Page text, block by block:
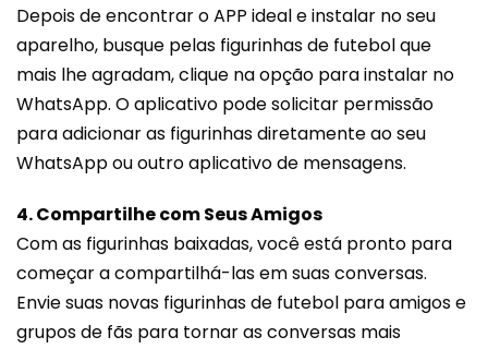
Depois de encontrar o APP ideal e instalar no seu
aparelho, busque pelas figurinhas de futebol que
mais lhe agradam, clique na opção para instalar no
WhatsApp. O aplicativo pode solicitar permissão
para adicionar as figurinhas diretamente ao seu
WhatsApp ou outro aplicativo de mensagens.
4. Compartilhe com Seus Amigos
Com as figurinhas baixadas, você está pronto para
começar a compartilhá-las em suas conversas.
Envie suas novas figurinhas de futebol para amigos e
grupos de fãs para tornar as conversas mais